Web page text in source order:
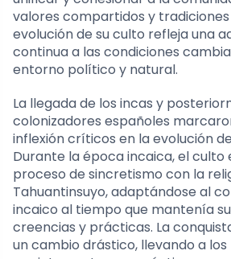
valores compartidos y tradiciones
evolución de su culto refleja una
continua a las condiciones
entorno político y natural.
La llegada de los incas y
colonizadores españoles
inflexión críticos en la evolución
Durante la época incaica, el culto
proceso de sincretismo con la
Tahuantinsuyo, adaptándose al
incaico al tiempo que mantenía
creencias y prácticas. La
un cambio drástico, llevando a